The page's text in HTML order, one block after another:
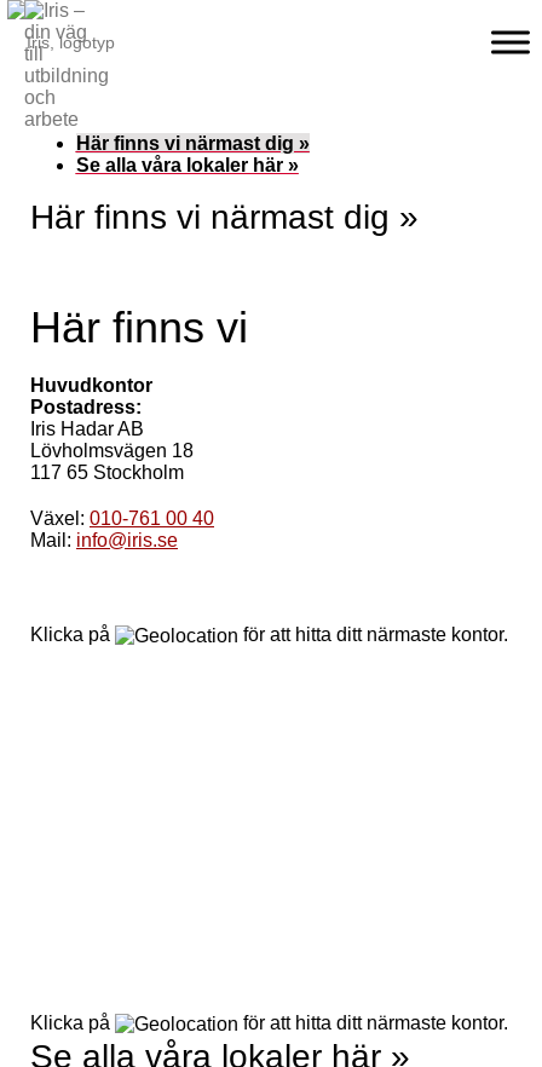
Här finns vi närmast dig »
Se alla våra lokaler här »
Här finns vi närmast dig »
Här finns vi
Huvudkontor
Postadress:
Iris Hadar AB
Lövholmsvägen 18
117 65 Stockholm
Växel: 010-761 00 40
Mail: info@iris.se
Klicka på för att hitta ditt närmaste kontor.
Klicka på för att hitta ditt närmaste kontor.
Se alla våra lokaler här »